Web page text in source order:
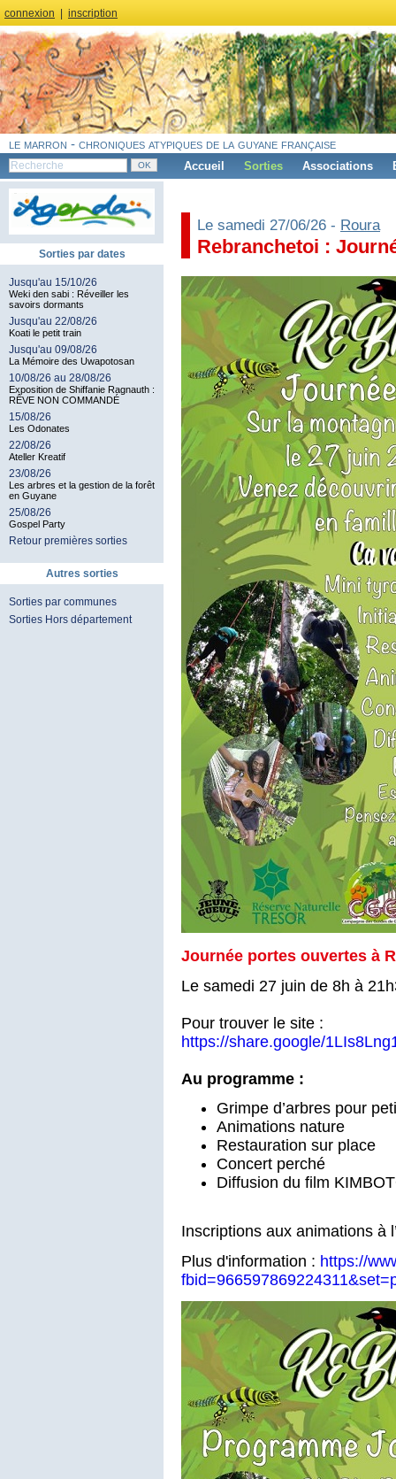
connexion inscription
le marron - chroniques atypiques de la guyane française
Accueil Sorties Associations
Sorties par dates
Jusqu'au 15/10/26
Weki den sabi : Réveiller les
savoirs dormants
Jusqu'au 22/08/26
Koati le petit train
Jusqu'au 09/08/26
La Mémoire des Uwapotosan
10/08/26 au 28/08/26
Exposition de Shiffanie Ragnauth :
RÊVE NON COMMANDÉ
15/08/26
Les Odonates
22/08/26
Ateller Kreatif
23/08/26
Les arbres et la gestion de la forêt
en Guyane
25/08/26
Gospel Party
Retour premières sorties
Autres sorties
Sorties par communes
Sorties Hors département
Le samedi 27/06/26 - Roura
Rebranchetoi :
Journée portes ouvertes à
Le samedi 27 juin de 8h à
Pour trouver le site :
https://share.google/
Au programme :
Grimpe d’arbres pour
Animations nature
Restauration sur place
Concert perché
Diffusion du film
Inscriptions aux animations à
Plus d'information : https://